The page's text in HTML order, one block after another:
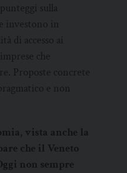
sulla
investono in
di accesso ai
che
Proposte concrete
e non
vista anche la
che il Veneto
non sempre